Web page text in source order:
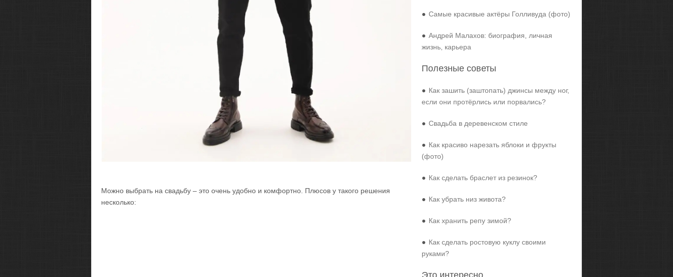
Можно выбрать на свадьбу – это очень удобно и комфортно. Плюсов у такого решения
несколько:
● Самые красивые актёры Голливуда (фото)
● Андрей Малахов: биография, личная
жизнь, карьера
Полезные советы
● Как зашить (заштопать) джинсы между ног,
если они протёрлись или порвались?
● Свадьба в деревенском стиле
● Как красиво нарезать яблоки и фрукты
(фото)
● Как сделать браслет из резинок?
● Как убрать низ живота?
● Как хранить репу зимой?
● Как сделать ростовую куклу своими
руками?
Это интересно